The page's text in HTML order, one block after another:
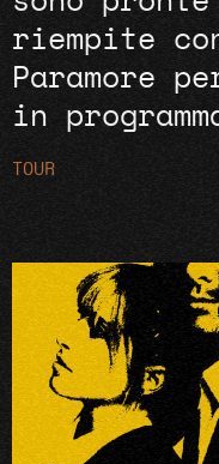
riempite
Paramore
in
TOUR